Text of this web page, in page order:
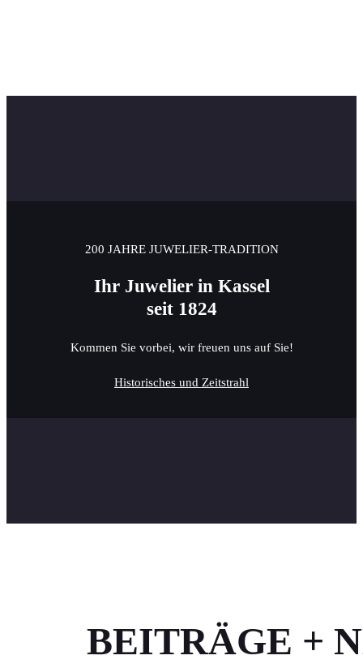
200 JAHRE JUWELIER-TRADITION
Ihr Juwelier in Kassel
seit 1824
Kommen Sie vorbei, wir freuen uns auf Sie!
Historisches und Zeitstrahl
BEITRÄGE +